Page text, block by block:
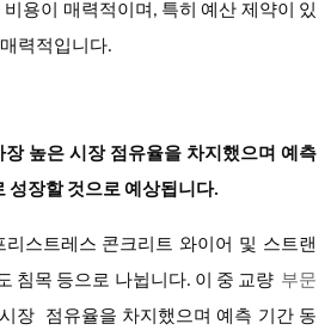
용이 매력적이며, 특히 예산 제약이 있
력적입니다.
장 높은 시장 점유율을 차지했으며 예측
성장할 것으로 예상됩니다.
스트레스 콘크리트 와이어 및 스트랜
침목 등으로 나뉩니다. 이 중 교량 부문
장 점유율을 차지했으며예측 기간 동